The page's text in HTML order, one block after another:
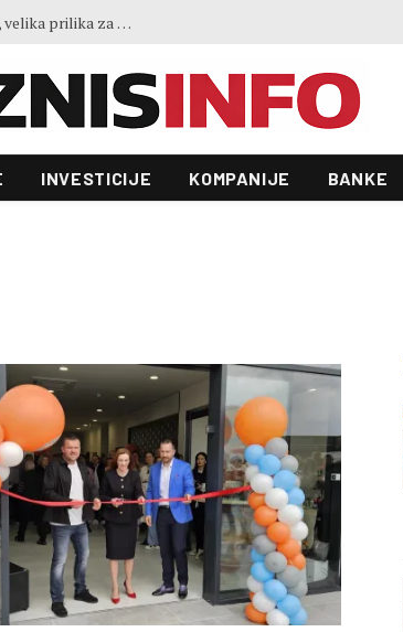
Ko je LISCO: Najveća željezara u Africi dolazi u BiH, velika prilika za domaće kompanije
INVESTICIJE KOMPANIJE BANKE